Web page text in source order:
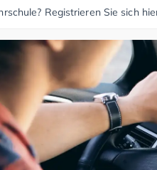
Registrieren Sie sich